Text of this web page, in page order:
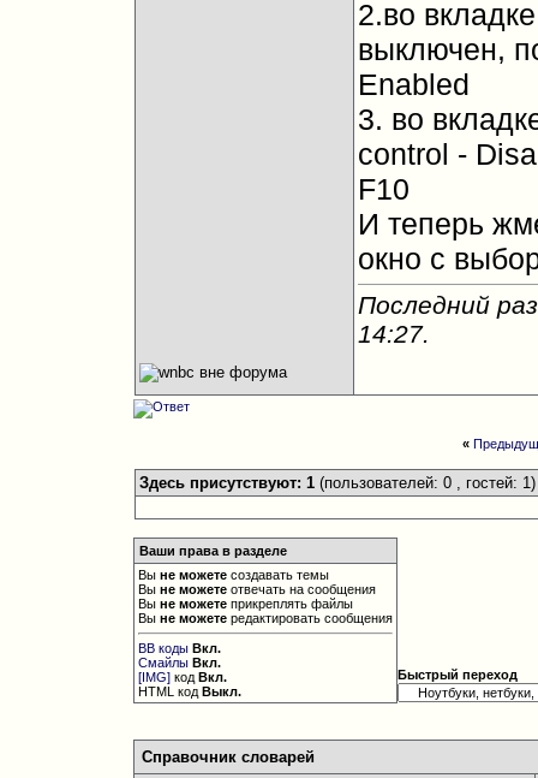
2.во
выключен,
Enabled
3. во
control -
F10
И теперь
окно с
Последний
14:27.
«
Здесь присутствуют: 1 (пользователей: 0 , гостей: 1)
Ваши права в разделе
Выне можете создавать темы
Выне можете отвечать на сообщения
Выне можете прикреплять файлы
Выне можете редактировать сообщения
BB коды Вкл.
Смайлы Вкл.
[IMG] кодВкл.
HTML кодВыкл.
Быстрый переход
Справочник словарей